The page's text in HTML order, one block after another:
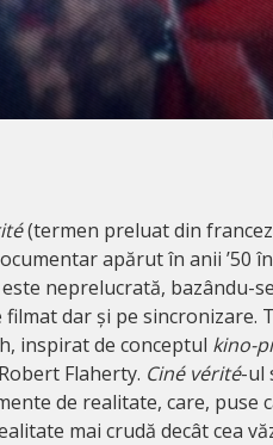
(termen preluat din
apărut în anii ’50
neprelucrată, bazându-
dar și pe sincronizare.
inspirat de conceptul kino-
Flaherty. Ciné vérité-ul
de realitate, care, puse
mai crudă decât cea